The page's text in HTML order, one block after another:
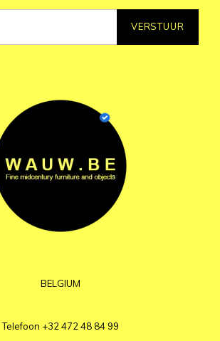
VERSTUUR
BELGIUM
Telefoon +32 472 48 84 99